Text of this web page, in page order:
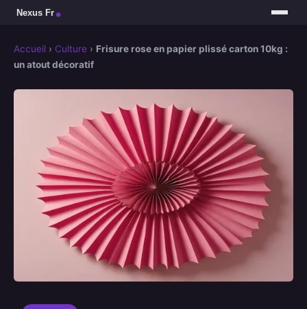
Accueil › Culture › Frisure rose en papier plissé carton 10kg :
un atout décoratif